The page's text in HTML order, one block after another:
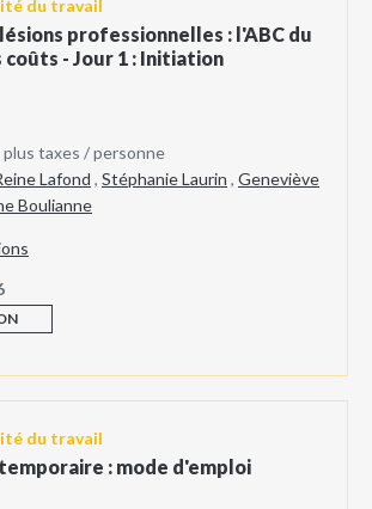
du travail
professionnelles : l'ABC du
- Jour 1 : Initiation
taxes / personne
Lafond , Stéphanie Laurin , Geneviève
Boulianne
du travail
: mode d'emploi